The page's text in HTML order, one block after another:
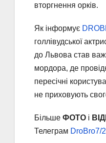
вторгнення орків.
Як інформує
голлівудської
до Львова став
мордора, де
пересічні
не приховують
Більше ФОТО і
Телеграм DroBro7/